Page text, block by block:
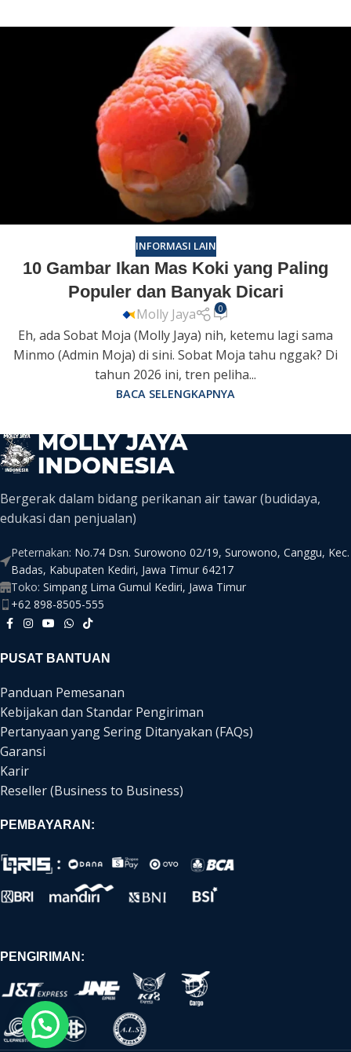
INFORMASI LAIN
10 Gambar Ikan Mas Koki yang Paling
Populer dan Banyak Dicari
Molly Jaya 0
Eh, ada Sobat Moja (Molly Jaya) nih, ketemu lagi sama
Minmo (Admin Moja) di sini. Sobat Moja tahu nggak? Di
tahun 2026 ini, tren peliha...
BACA SELENGKAPNYA
Bergerak dalam bidang perikanan air tawar (budidaya,
edukasi dan penjualan)
Peternakan: No.74 Dsn. Surowono 02/19, Surowono, Canggu, Kec.
Badas, Kabupaten Kediri, Jawa Timur 64217
Toko: Simpang Lima Gumul Kediri, Jawa Timur
+62 898-8505-555
PUSAT BANTUAN
Panduan Pemesanan
Kebijakan dan Standar Pengiriman
Pertanyaan yang Sering Ditanyakan (FAQs)
Garansi
Karir
Reseller (Business to Business)
PEMBAYARAN:
PENGIRIMAN: